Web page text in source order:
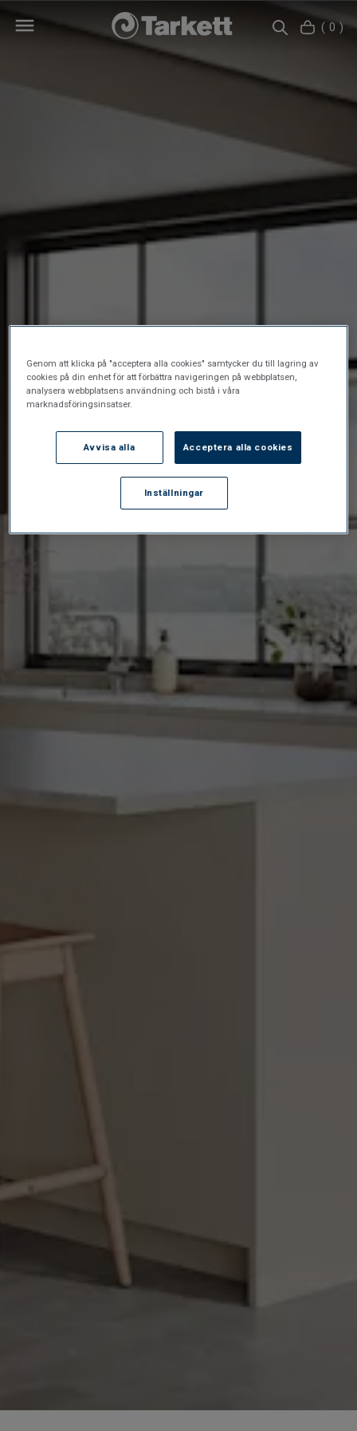
( 0 )
Genom att klicka på "acceptera alla cookies" samtycker du till lagring av
cookies på din enhet för att förbättra navigeringen på webbplatsen,
analysera webbplatsens användning och bistå i våra
marknadsföringsinsatser.
Avvisa alla Acceptera alla cookies
Inställningar